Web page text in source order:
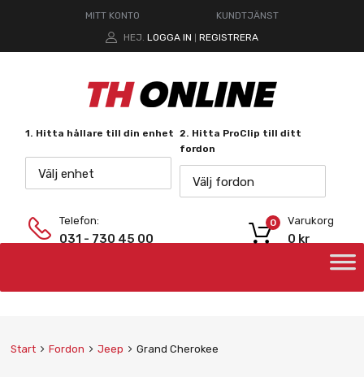
MITT KONTO
KUNDTJÄNST
HEJ. LOGGA IN REGISTRERA
1. Hitta hållare till din enhet
Välj enhet
2. Hitta ProClip till ditt
fordon
Välj fordon
Telefon:
031 - 730 45 00
Varukorg
0 kr
0
Start Fordon Jeep Grand Cherokee